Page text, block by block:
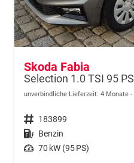
Skoda Fabia
unverbindliche Lieferzeit: 4 Monate
Fahrzeugnr. 183899
Kraftstoff Benzin
Leistung 70 kW (95 PS)